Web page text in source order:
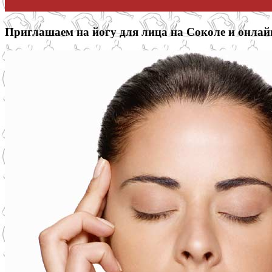
Приглашаем на йогу для лица на Соколе и